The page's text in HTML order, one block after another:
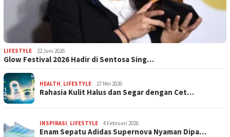
LIFESTYLE 22 Juni 2026
Glow Festival 2026 Hadir di Sentosa Sing…
HEALTH LIFESTYLE 27 Mei 2026
Rahasia Kulit Halus dan Segar dengan Cet…
INSPIRASI LIFESTYLE 4 Februari 2026
Enam Sepatu Adidas Supernova Nyaman Dipa…